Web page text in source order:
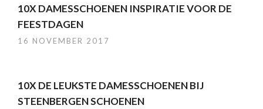
10X DAMESSCHOENEN INSPIRATIE VOOR DE
FEESTDAGEN
16 NOVEMBER 2017
10X DE LEUKSTE DAMESSCHOENEN BIJ
STEENBERGEN SCHOENEN